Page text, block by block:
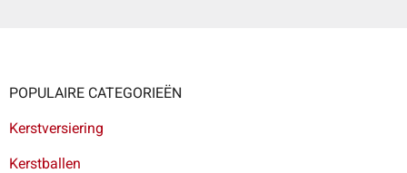
POPULAIRE CATEGORIEËN
Kerstversiering
Kerstballen